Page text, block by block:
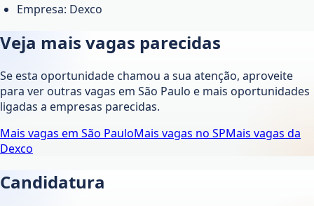
Empresa: Dexco
Veja mais vagas parecidas
Se esta oportunidade chamou a sua atenção, aproveite
para ver outras vagas em São Paulo e mais oportunidades
ligadas a empresas parecidas.
Mais vagas em São PauloMais vagas no SPMais vagas da
Dexco
Candidatura